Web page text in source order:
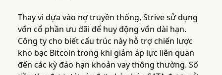
Thay vì dựa vào nợ truyền thống, Strive sử dụng
vốn cổ phần ưu đãi để huy động vốn dài hạn.
Công ty cho biết cấu trúc này hỗ trợ chiến lược
kho bạc Bitcoin trong khi giảm áp lực liên quan
đến các kỳ đáo hạn khoản vay thông thường. Số